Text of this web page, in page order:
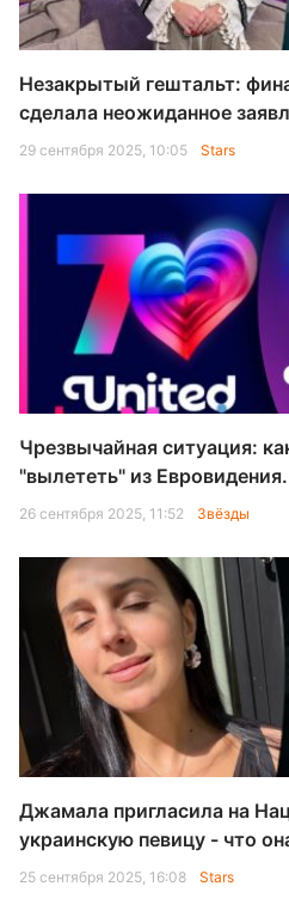
Незакрытый гештальт:
сделала неожиданное
29 сентября 2025, 10:05 Stars
Чрезвычайная ситуация:
"вылететь" из
26 сентября 2025, 11:52 Звёзды
Джамала пригласила на
украинскую певицу - что
25 сентября 2025, 16:08 Stars